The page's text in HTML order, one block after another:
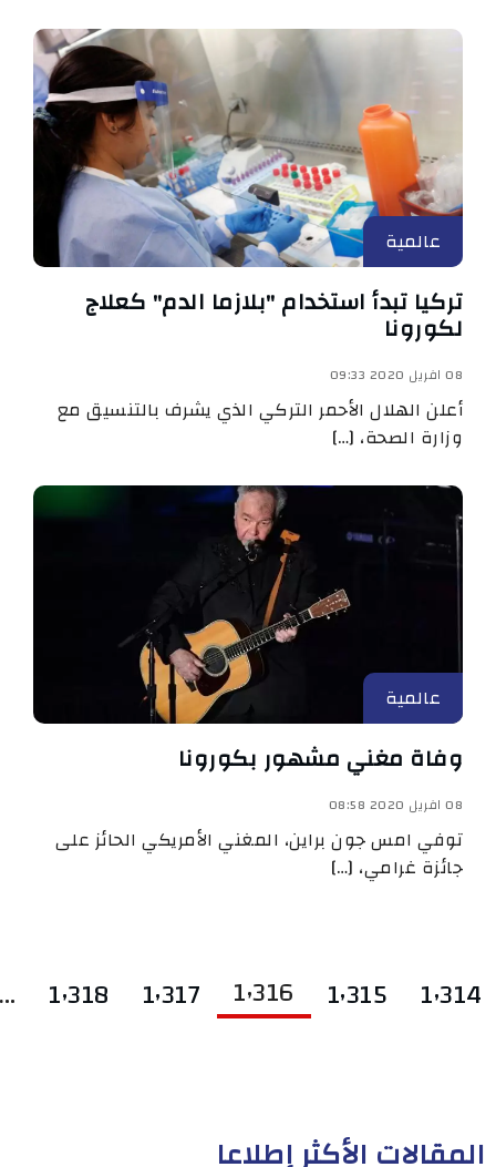
عالمية
تركيا تبدأ استخدام "بلازما الدم" كعلاج
لكورونا
08 افريل 2020 09:33
أعلن الهلال الأحمر التركي الذي يشرف بالتنسيق مع
وزارة الصحة، […]
عالمية
وفاة مغني مشهور بكورونا
08 افريل 2020 08:58
توفي امس جون براين، المغني الأمريكي الحائز على
جائزة غرامي، […]
1٬314 1٬315 1٬316 1٬317 1٬318
المقالات الأكثر إطلاعا